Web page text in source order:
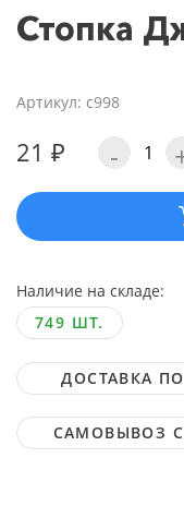
Стопка
Артикул: с998
21 ₽ -
Наличие на складе:
749 ШТ.
ДОСТАВКА
САМОВЫВОЗ